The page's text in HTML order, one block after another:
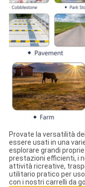
Provate la versatilità
essere usati in una
esplorare grandi
prestazioni efficienti, i
attività ricreative,
utilitario pratico per
con i nostri carrelli da